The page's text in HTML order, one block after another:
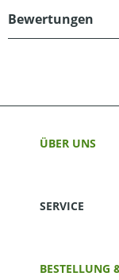
Bewertungen
ÜBER UNS
SERVICE
BESTELLUNG